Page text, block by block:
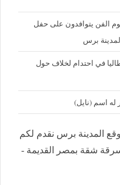
الفن يتوافدون على حفل
برس
في احتدام لخلاف حول
له اسم (نايل)
المدينة برس نقدم لكم
شقة بمصر القديمة -